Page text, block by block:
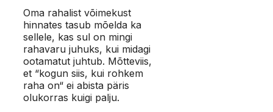
Oma rahalist võimekust
hinnates tasub mõelda ka
sellele, kas sul on mingi
rahavaru juhuks, kui midagi
ootamatut juhtub. Mõtteviis,
et “kogun siis, kui rohkem
raha on“ ei abista päris
olukorras kuigi palju.